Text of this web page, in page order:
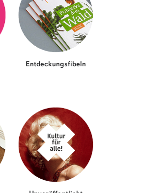
Entdeckungsfibeln